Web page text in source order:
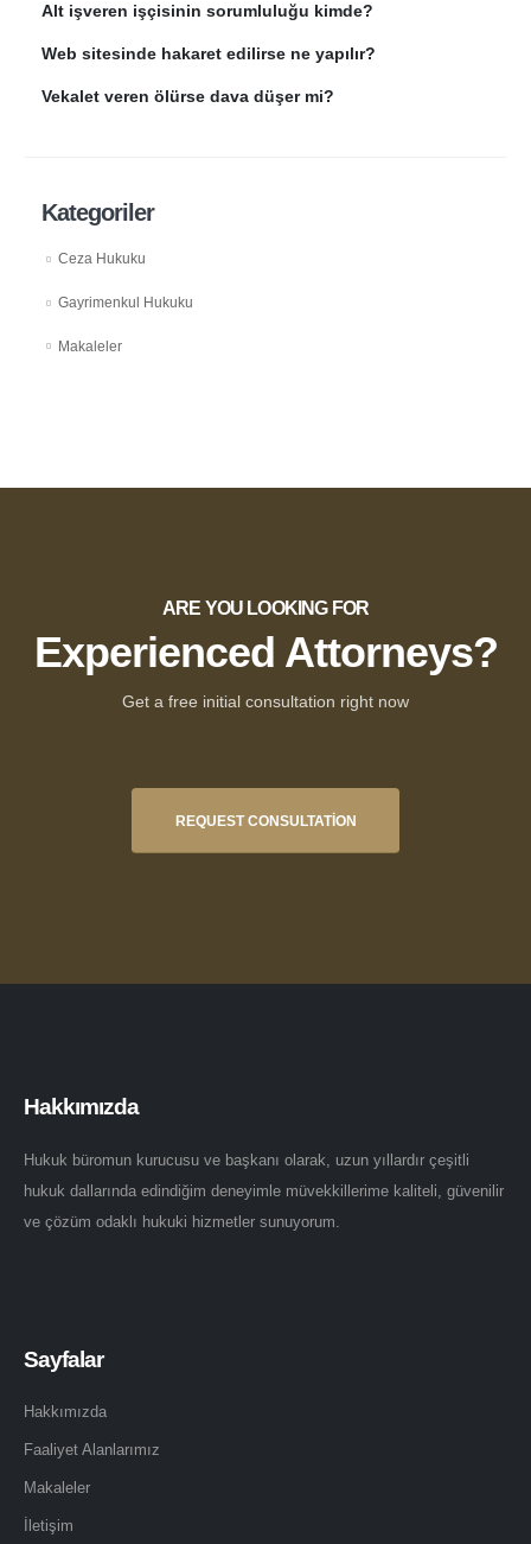
Alt işveren işçisinin sorumluluğu kimde?
Web sitesinde hakaret edilirse ne yapılır?
Vekalet veren ölürse dava düşer mi?
Kategoriler
Ceza Hukuku
Gayrimenkul Hukuku
Makaleler
ARE YOU LOOKING FOR
Experienced Attorneys?
Get a free initial consultation right now
REQUEST CONSULTATION
Hakkımızda
Hukuk büromun kurucusu ve başkanı olarak, uzun yıllardır çeşitli
hukuk dallarında edindiğim deneyimle müvekkillerime kaliteli, güvenilir
ve çözüm odaklı hukuki hizmetler sunuyorum.
Sayfalar
Hakkımızda
Faaliyet Alanlarımız
Makaleler
İletişim